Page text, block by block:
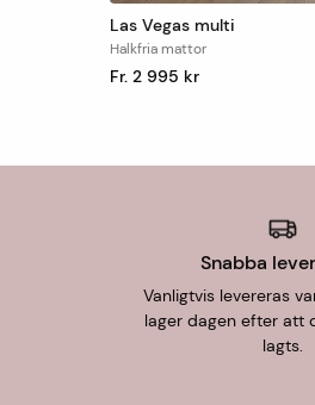
Las Vegas multi
Halkfria mattor
Fr. 2 995 kr
Snabba
Vanligtvis levereras
lager dagen efter att
lagts.